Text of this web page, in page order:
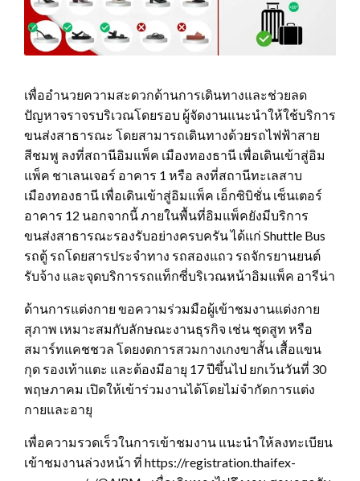
เพื่ออำนวยความสะดวกด้านการเดินทางและช่วยลด
ปัญหาจราจรบริเวณโดยรอบ ผู้จัดงานแนะนำให้ใช้บริการ
ขนส่งสาธารณะ โดยสามารถเดินทางด้วยรถไฟฟ้าสาย
สีชมพู ลงที่สถานีอิมแพ็ค เมืองทองธานี เพื่อเดินเข้าสู่อิม
แพ็ค ชาเลนเจอร์ อาคาร 1 หรือ ลงที่สถานีทะเลสาบ
เมืองทองธานี เพื่อเดินเข้าสู่อิมแพ็ค เอ็กซิบิชั่น เซ็นเตอร์
อาคาร 12 นอกจากนี้ ภายในพื้นที่อิมแพ็คยังมีบริการ
ขนส่งสาธารณะรองรับอย่างครบครัน ได้แก่ Shuttle Bus
รถตู้ รถโดยสารประจำทาง รถสองแถว รถจักรยานยนต์
รับจ้าง และจุดบริการรถแท็กซี่บริเวณหน้าอิมแพ็ค อารีน่า
ด้านการแต่งกาย ขอความร่วมมือผู้เข้าชมงานแต่งกาย
สุภาพ เหมาะสมกับลักษณะงานธุรกิจ เช่น ชุดสูท หรือ
สมาร์ทแคชชวล โดยงดการสวมกางเกงขาสั้น เสื้อแขน
กุด รองเท้าแตะ และต้องมีอายุ 17 ปีขึ้นไป ยกเว้นวันที่ 30
พฤษภาคม เปิดให้เข้าร่วมงานได้โดยไม่จำกัดการแต่ง
กายและอายุ
เพื่อความรวดเร็วในการเข้าชมงาน แนะนำให้ลงทะเบียน
เข้าชมงานล่วงหน้า ที่ https://registration.thaifex-